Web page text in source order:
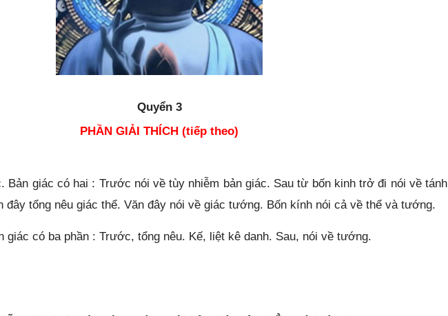
Quyển 3
PHẦN GIẢI THÍCH (tiếp theo)
Bản giác có hai : Trước nói về tùy nhiễm bản giác. Sau từ bốn kinh trở đi nói về tánh
đây tổng nêu giác thể. Văn đây nói về giác tướng. Bốn kính nói cả về thể và tướng.
giác có ba phần : Trước, tổng nêu. Kế, liệt kê danh. Sau, nói về tướng.